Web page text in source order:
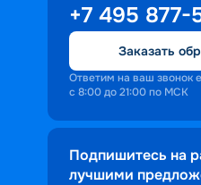
+7 495
Заказать
Ответим на ваш звонок
с 8:00 до 21:00 по МСК
Подпишитесь на
лучшими